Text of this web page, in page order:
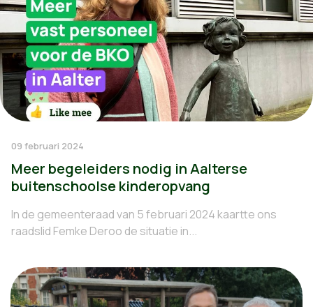
09 februari 2024
Meer begeleiders nodig in Aalterse
buitenschoolse kinderopvang
In de gemeenteraad van 5 februari 2024 kaartte ons
raadslid Femke Deroo de situatie in...